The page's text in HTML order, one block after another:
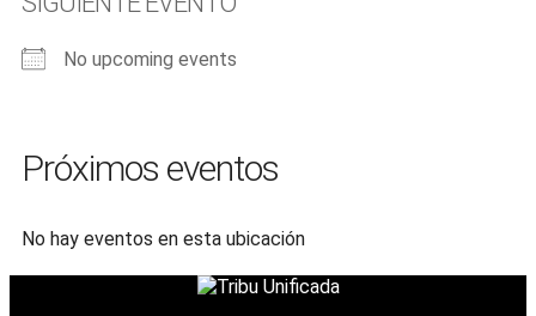
No upcoming events
Próximos eventos
No hay eventos en esta ubicación